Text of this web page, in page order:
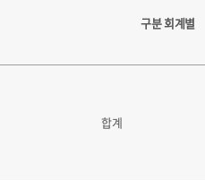
구분 회계별
합계